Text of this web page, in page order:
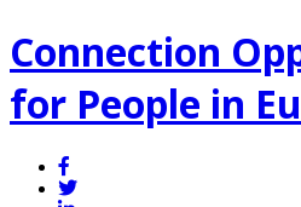
Connection
for People in